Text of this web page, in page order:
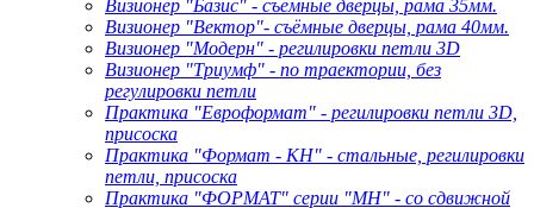
Визионер "Базис" - съёмные дверцы, рама 35мм.
Визионер "Вектор"- съёмные дверцы, рама 40мм.
Визионер "Модерн" - регилировки петли 3D
Визионер "Триумф" - по траектории, без
регулировки петли
Практика "Евроформат" - регилировки петли 3D,
присоска
Практика "Формат - КН" - стальные, регилировки
петли, присоска
Практика "ФОРМАТ" серии "МН" - со сдвижной